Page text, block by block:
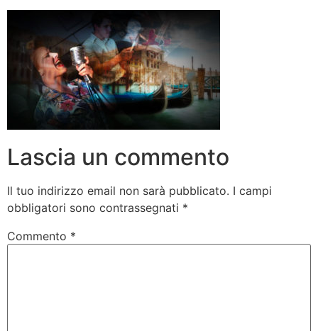
Lascia un commento
Il tuo indirizzo email non sarà pubblicato. I campi
obbligatori sono contrassegnati *
Commento *